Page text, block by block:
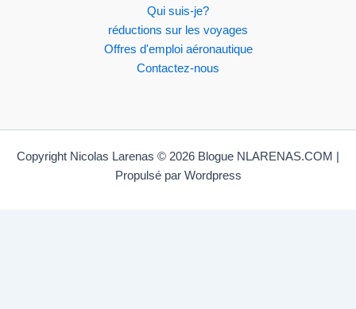
Qui suis-je?
réductions sur les voyages
Offres d'emploi aéronautique
Contactez-nous
Copyright Nicolas Larenas © 2026 Blogue NLARENAS.COM |
Propulsé par Wordpress